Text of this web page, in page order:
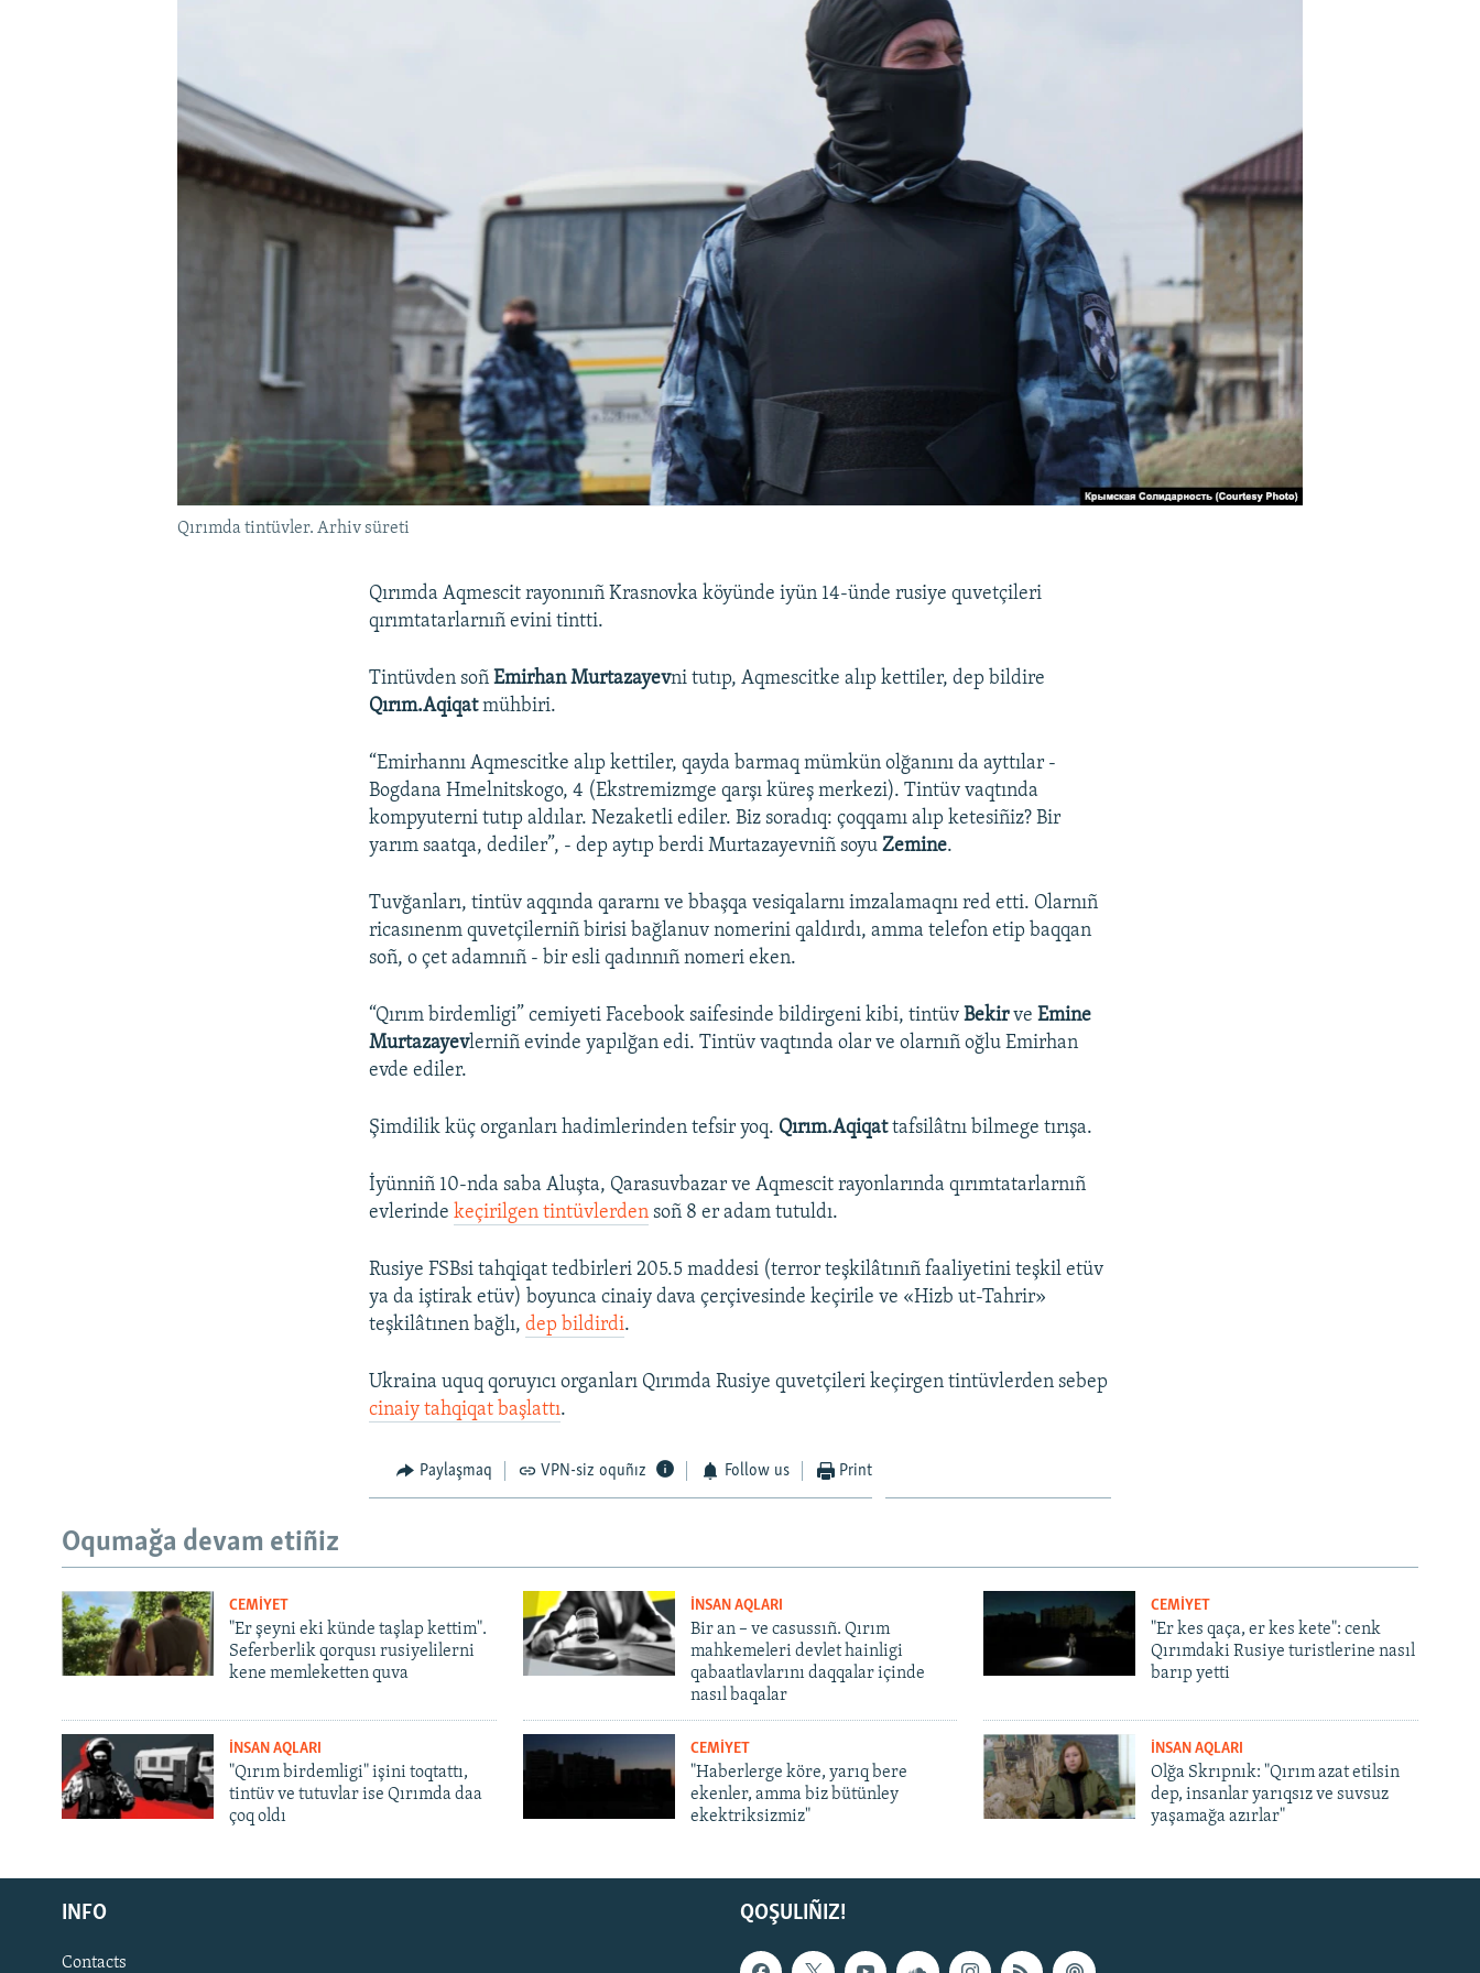
Русский
Українською
Qırımda tintüvler. Arhiv süreti
Qırımda Aqmescit rayonınıñ Krasnovka köyünde iyün 14-ünde rusiye quvetçileri
qırımtatarlarnıñ evini tintti.
Tintüvden soñEmirhan Murtazayevni tutıp, Aqmescitke alıp kettiler, dep bildire
Qırım.Aqiqatmühbiri.
“Emirhannı Aqmescitke alıp kettiler, qayda barmaq mümkün olğanını da ayttılar -
Bogdana Hmelnitskogo, 4 (Ekstremizmge qarşı küreş merkezi). Tintüv vaqtında
kompyuterni tutıp aldılar. Nezaketli ediler. Biz soradıq: çoqqamı alıp ketesiñiz? Bir
yarım saatqa, dediler”, - dep aytıp berdi Murtazayevniñ soyuZemine.
Tuvğanları, tintüv aqqında qararnı ve bbaşqa vesiqalarnı imzalamaqnı red etti. Olarnıñ
ricasınenm quvetçilerniñ birisi bağlanuv nomerini qaldırdı, amma telefon etip baqqan
soñ, o çet adamnıñ - bir esli qadınnıñ nomeri eken.
“Qırım birdemligi” cemiyeti Facebook saifesinde bildirgeni kibi, tintüvBekirveEmine
Murtazayevlerniñ evinde yapılğan edi. Tintüv vaqtında olar ve olarnıñ oğlu Emirhan
evde ediler.
Şimdilik küç organları hadimlerinden tefsir yoq. Qırım.Aqiqattafsilâtnı bilmege tırışa.
İyünniñ 10-nda saba Aluşta, Qarasuvbazar ve Aqmescit rayonlarında qırımtatarlarnıñ
evlerindekeçirilgen tintüvlerden soñ 8 er adam tutuldı.
Rusiye FSBsi tahqiqat tedbirleri 205.5 maddesi (terror teşkilâtınıñ faaliyetini teşkil etüv
ya da iştirak etüv) boyunca cinaiy dava çerçivesinde keçirile ve «Hizb ut-Tahrir»
teşkilâtınen bağlı,dep bildirdi.
Ukraina uquq qoruyıcı organları Qırımda Rusiye quvetçileri keçirgen tintüvlerden sebep
cinaiy tahqiqat başlattı.
Paylaşmaq VPN-siz oquñız Follow us Print
Oqumağa devam etiñiz
CEMİYET
"Er şeyni eki künde taşlap kettim".
Seferberlik qorqusı rusiyelilerni
kene memleketten quva
İNSAN AQLARI
Bir an – ve casussıñ. Qırım
mahkemeleri devlet hainligi
qabaatlavlarını daqqalar içinde
nasıl baqalar
CEMİYET
"Er kes qaça, er kes kete": cenk
Qırımdaki Rusiye turistlerine nasıl
barıp yetti
İNSAN AQLARI
"Qırım birdemligi" işini toqtattı,
tintüv ve tutuvlar ise Qırımda daa
çoq oldı
CEMİYET
"Haberlerge köre, yarıq bere
ekenler, amma biz bütünley
ekektriksizmiz"
İNSAN AQLARI
Olğa Skrıpnık: "Qırım azat etilsin
dep, insanlar yarıqsız ve suvsuz
yaşamağa azırlar"
QOŞULIÑIZ!
INFO
Contacts